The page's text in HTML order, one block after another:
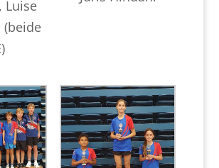
Luise
(beide